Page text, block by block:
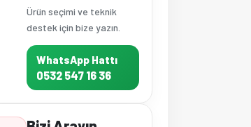
Ürün seçimi ve teknik
destek için bize yazın.
WhatsApp Hattı
0532 547 16 36